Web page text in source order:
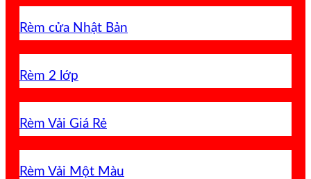
Rèm cửa Nhật Bản
Rèm 2 lớp
Rèm Vải Giá Rẻ
Rèm Vải Một Màu